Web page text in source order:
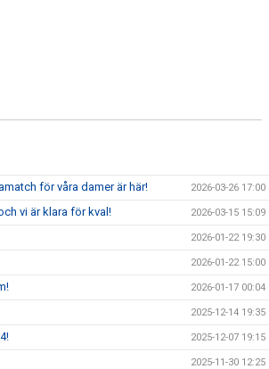
för våra damer är här! 2026-03-26 17:00
vi är klara för kval! 2026-03-15 15:09
2026-01-22 19:30
2026-01-22 15:00
2026-01-17 00:04
2025-12-14 19:35
2025-12-07 19:15
2025-11-30 12:25